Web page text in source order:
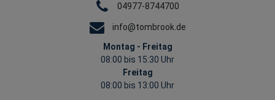
04977-8744700
info@tombrook.de
Montag - Freitag
08:00 bis 15:30 Uhr
Freitag
08:00 bis 13:00 Uhr